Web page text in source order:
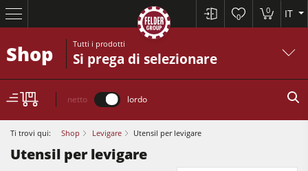
0
0 IT
Shop Tutti i prodotti
Si prega di selezionare
netto lordo
Ti trovi qui: Shop Levigare Utensil per levigare
Utensil per levigare